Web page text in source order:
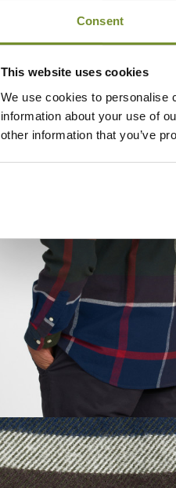
Consent
This website uses cookies
We use cookies to personalise
information about your use of
other information that you’ve